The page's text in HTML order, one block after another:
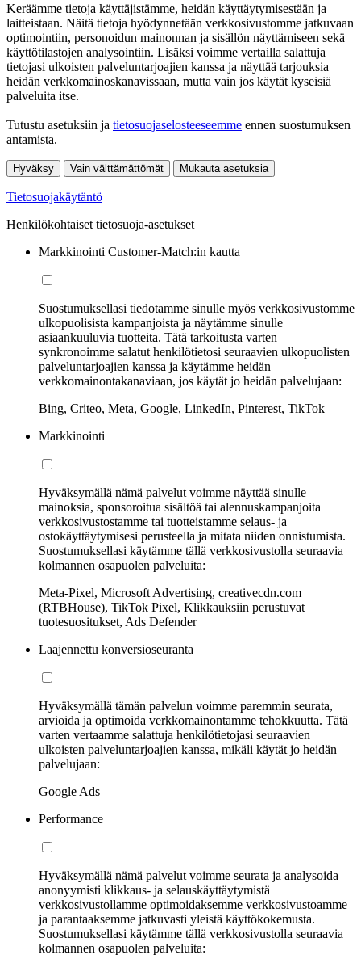
Keräämme tietoja käyttäjistämme, heidän käyttäytymisestään ja
laitteistaan. Näitä tietoja hyödynnetään verkkosivustomme jatkuvaan
optimointiin, personoidun mainonnan ja sisällön näyttämiseen sekä
käyttötilastojen analysointiin. Lisäksi voimme vertailla salattuja
tietojasi ulkoisten palveluntarjoajien kanssa ja näyttää tarjouksia
heidän verkkomainoskanavissaan, mutta vain jos käytät kyseisiä
palveluita itse.
Tutustu asetuksiin ja tietosuojaselosteeseemme ennen suostumuksen
antamista.
Hyväksy Vain välttämättömät Mukauta asetuksia
Tietosuojakäytäntö
Henkilökohtaiset tietosuoja-asetukset
Markkinointi Customer-Match:in kautta
Suostumuksellasi tiedotamme sinulle myös verkkosivustomme
ulkopuolisista kampanjoista ja näytämme sinulle
asiaankuuluvia tuotteita. Tätä tarkoitusta varten
synkronoimme salatut henkilötietosi seuraavien ulkopuolisten
palveluntarjoajien kanssa ja käytämme heidän
verkkomainontakanaviaan, jos käytät jo heidän palvelujaan:
Bing, Criteo, Meta, Google, LinkedIn, Pinterest, TikTok
Markkinointi
Hyväksymällä nämä palvelut voimme näyttää sinulle
mainoksia, sponsoroitua sisältöä tai alennuskampanjoita
verkkosivustostamme tai tuotteistamme selaus- ja
ostokäyttäytymisesi perusteella ja mitata niiden onnistumista.
Suostumuksellasi käytämme tällä verkkosivustolla seuraavia
kolmannen osapuolen palveluita:
Meta-Pixel, Microsoft Advertising, creativecdn.com
(RTBHouse), TikTok Pixel, Klikkauksiin perustuvat
tuotesuositukset, Ads Defender
Laajennettu konversioseuranta
Hyväksymällä tämän palvelun voimme paremmin seurata,
arvioida ja optimoida verkkomainontamme tehokkuutta. Tätä
varten vertaamme salattuja henkilötietojasi seuraavien
ulkoisten palveluntarjoajien kanssa, mikäli käytät jo heidän
palvelujaan:
Google Ads
Performance
Hyväksymällä nämä palvelut voimme seurata ja analysoida
anonyymisti klikkaus- ja selauskäyttäytymistä
verkkosivustollamme optimoidaksemme verkkosivustoamme
ja parantaaksemme jatkuvasti yleistä käyttökokemusta.
Suostumuksellasi käytämme tällä verkkosivustolla seuraavia
kolmannen osapuolen palveluita: